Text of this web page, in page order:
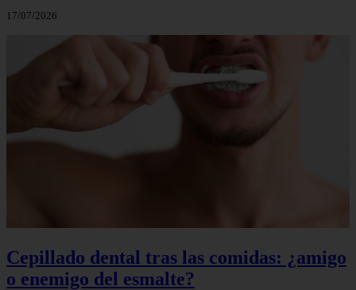
17/07/2026
Cepillado dental tras las comidas: ¿amigo
o enemigo del esmalte?